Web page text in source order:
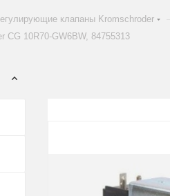
клапаны Kromschroder
CG 10R70-GW6BW, 84755313